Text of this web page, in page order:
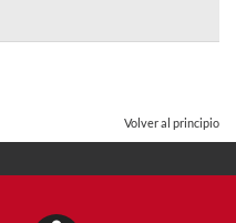
Volver al principio